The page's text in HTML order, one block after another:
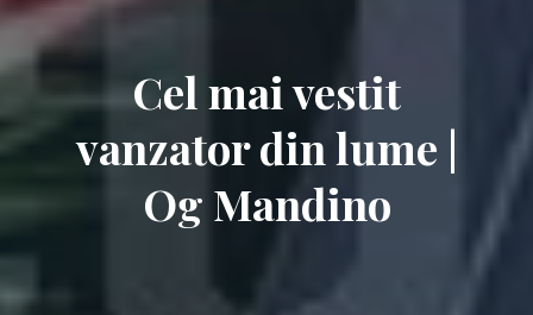
Cel mai vestit
vanzator din lume |
Og Mandino